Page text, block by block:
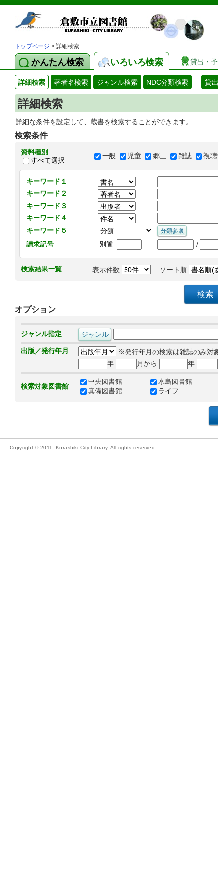
トップページ > 詳細検索
かんたん検索 いろいろ検索 貸出・
詳細検索 著者名検索 ジャンル検索 NDC分類検索 貸
詳細検索
詳細な条件を設定して、蔵書を検索することができます。
検索条件
資料種別
すべて選択
一般 児童 郷土 雑誌 視
キーワード１
キーワード２
キーワード３
キーワード４
キーワード５
請求記号
別置 /
検索結果一覧 表示件数 ソート順
オプション
ジャンル指定
出版／発行年月
※発行年月の検索は雑誌のみ対
年
月から 年
検索対象図書館
中央図書館
水島図書館
真備図書館
ライフ
Copyright © 2011- Kurashiki City Library. All rights reserved.